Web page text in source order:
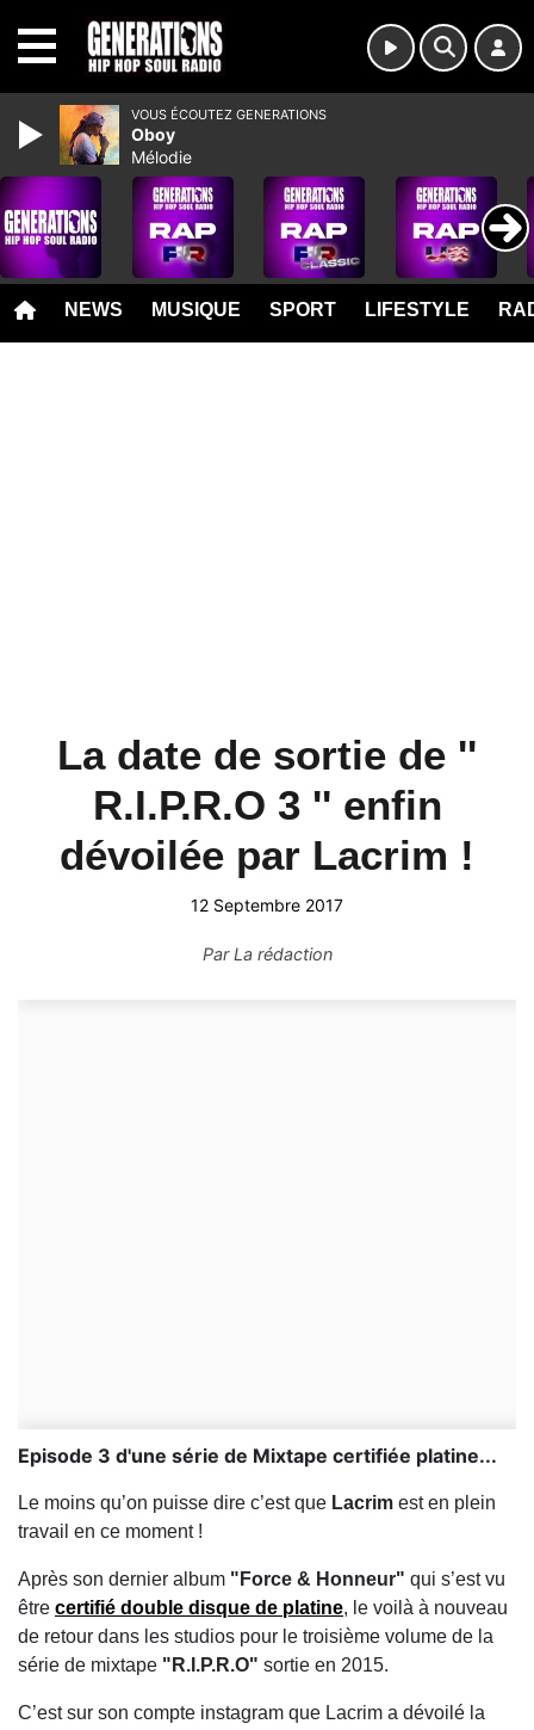
NEWS MUSIQUE SPORT LIFESTYLE
La date de sortie de ''
R.I.P.R.O 3 '' enfin
dévoilée par Lacrim !
12 Septembre 2017
ParLa rédaction
Episode 3 d'une série de Mixtape certifiée platine...
Le moins qu’on puisse dire c’est que Lacrim est en plein
travail en ce moment !
Après son dernier album "Force & Honneur" qui s’est vu
être certifié double disque de platine, le voilà à nouveau
de retour dans les studios pour le troisième volume de la
série de mixtape "R.I.P.R.O" sortie en 2015.
C’est sur son compte instagram que Lacrim a dévoilé la
VOUS ÉCOUTEZ GENERATIONS
Oboy
Mélodie